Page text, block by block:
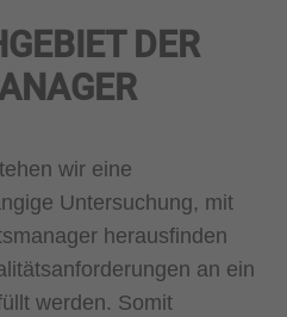
DER
wir eine
Untersuchung, mit
herausfinden
an ein
werden. Somit